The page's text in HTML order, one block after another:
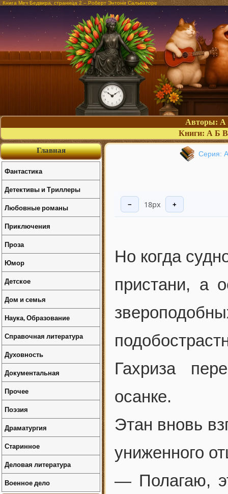
Книга Меч Бедвира, страница 2 – Роберт Энтони Сальваторе
Авторы: А
Книги: А Б В
Серия:
− 18px +
Но когда
пристани, а
Гахриза
осанке.
Этан вновь
униженного
— Полагаю,
Главная
Фантастика
Детективы и Триллеры
Любовные романы
Приключения
Проза
Юмор
Детское
Дом и семья
Наука, Образование
Справочная литература
Духовность
Документальная
Прочее
Поэзия
Драматургия
Старинное
Деловая литература
Военное дело